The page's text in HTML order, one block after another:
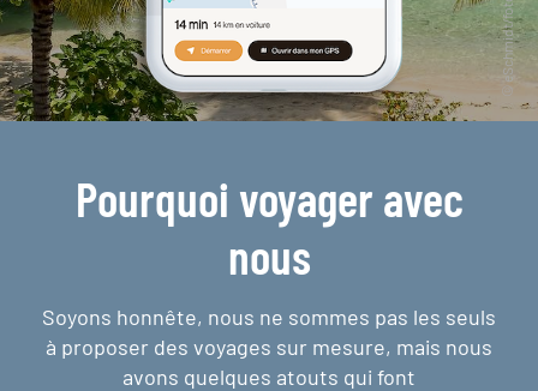
Pourquoi voyager avec
nous
Soyons honnête, nous ne sommes pas les seuls
à proposer des voyages sur mesure, mais nous
avons quelques atouts qui font